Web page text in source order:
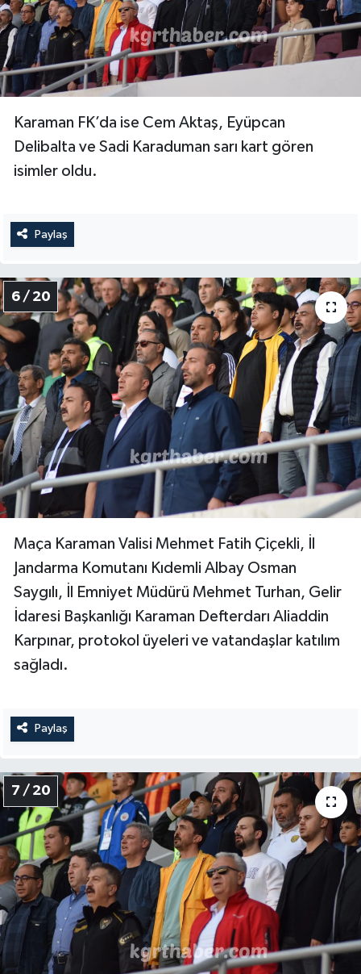
Karaman FK’da ise Cem Aktaş, Eyüpcan
Delibalta ve Sadi Karaduman sarı kart gören
isimler oldu.
Paylaş
6 / 20
Maça Karaman Valisi Mehmet Fatih Çiçekli, İl
Jandarma Komutanı Kıdemli Albay Osman
Saygılı, İl Emniyet Müdürü Mehmet Turhan, Gelir
İdaresi Başkanlığı Karaman Defterdarı Aliaddin
Karpınar, protokol üyeleri ve vatandaşlar katılım
sağladı.
Paylaş
7 / 20